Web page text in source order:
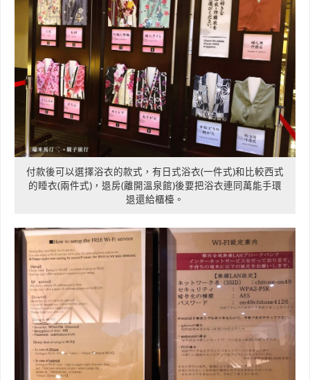
付款後可以選擇浴衣的款式，有日式浴衣(一件式)和比較西式
的睡衣(兩件式)，退房(離開溫泉館)後要把浴衣連同萬能手環
退還給櫃檯。